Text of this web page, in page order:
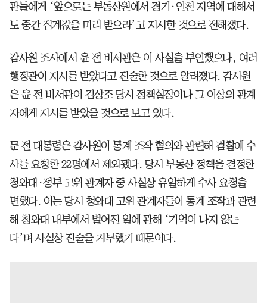
관들에게 ‘앞으로는 부동산원에서 경기·인천 지역에 대해서
도 중간 집계값을 미리 받으라’고 지시한 것으로 전해졌다.
감사원 조사에서 윤 전 비서관은 이 사실을 부인했으나, 여러
행정관이 지시를 받았다고 진술한 것으로 알려졌다. 감사원
은 윤 전 비서관이 김상조 당시 정책실장이나 그 이상의 관계
자에게 지시를 받았을 것으로 보고 있다.
문 전 대통령은 감사원이 통계 조작 혐의와 관련해 검찰에 수
사를 요청한 22명에서 제외됐다. 당시 부동산 정책을 결정한
청와대·정부 고위 관계자 중 사실상 유일하게 수사 요청을
면했다. 이는 당시 청와대 고위 관계자들이 통계 조작과 관련
해 청와대 내부에서 벌어진 일에 관해 ‘기억이 나지 않는
다’며 사실상 진술을 거부했기 때문이다.